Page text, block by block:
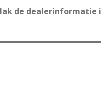
de